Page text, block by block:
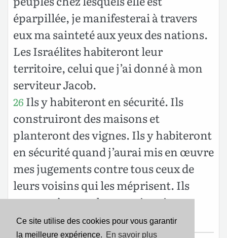
Ce site utilise des cookies pour vous garantir
la meilleure expérience. En savoir plus
éparpillée, je manifesterai à travers
eux ma sainteté aux yeux des nations.
Les Israélites habiteront leur
territoire, celui que j’ai donné à mon
serviteur Jacob.
26 Ils y habiteront en sécurité. Ils
construiront des maisons et
planteront des vignes. Ils y habiteront
en sécurité quand j’aurai mis en œuvre
mes jugements contre tous ceux de
leurs voisins qui les méprisent. Ils
reconnaîtront alors que je suis
l’Éternel, leur Dieu. »